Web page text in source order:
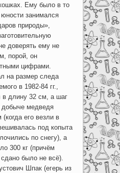
Ему было в то
занимался
природы»,
доверять ему не
порой, он
цифрами.
на размер следа
в 1982-84 гг.,
в длину 32 см, а шаг
медведя
его везли в
под копыта
по снегу), а
300 кг (причём
было не всё).
Шпак (егерь из